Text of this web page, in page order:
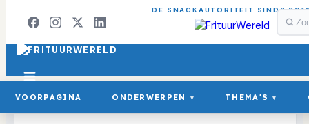
DE SNACKAUTORITEIT SINDS
VOORPAGINA ONDERWERPEN ▾ THEMA'S ▾